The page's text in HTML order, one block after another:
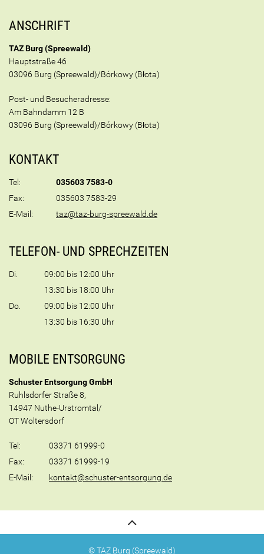
ANSCHRIFT
TAZ Burg (Spreewald)
Hauptstraße 46
03096 Burg (Spreewald)/Bórkowy (Błota)
Post- und Besucheradresse:
Am Bahndamm 12 B
03096 Burg (Spreewald)/Bórkowy (Błota)
KONTAKT
Tel:
035603 7583-0
Fax:
035603 7583-29
E-Mail:
taz@taz-burg-spreewald.de
TELEFON- UND SPRECHZEITEN
Di.
09:00 bis 12:00 Uhr
13:30 bis 18:00 Uhr
Do.
09:00 bis 12:00 Uhr
13:30 bis 16:30 Uhr
MOBILE ENTSORGUNG
Schuster Entsorgung GmbH
Ruhlsdorfer Straße 8,
14947 Nuthe-Urstromtal/
OT Woltersdorf
Tel:
03371 61999-0
Fax:
03371 61999-19
E-Mail:
kontakt@schuster-entsorgung.de
© TAZ Burg (Spreewald)